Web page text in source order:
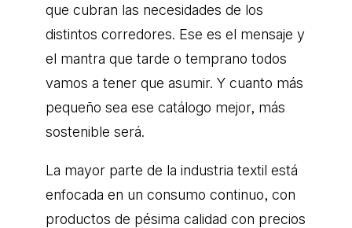
que cubran las necesidades de los
distintos corredores. Ese es el mensaje y
el mantra que tarde o temprano todos
vamos a tener que asumir. Y cuanto más
pequeño sea ese catálogo mejor, más
sostenible será.
La mayor parte de la industria textil está
enfocada en un consumo continuo, con
productos de pésima calidad con precios